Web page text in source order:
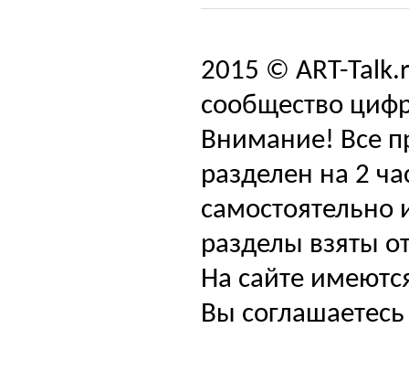
2015 © ART-
сообщество
Внимание! Все
разделен на 2
самостоятельно
разделы взяты
На сайте
Вы